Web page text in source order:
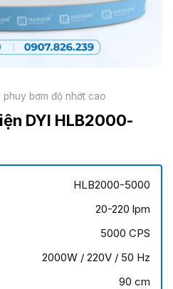
phuy bơm độ nhớt cao
DYI HLB2000-
HLB2000-5000
20-220 lpm
5000 CPS
2000W / 220V / 50 Hz
90 cm